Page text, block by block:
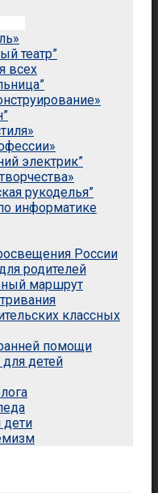
театр”
всех
электрик”
рукоделья”
информатике
России
родителей
маршрут
классных
помощи
для детей
дети